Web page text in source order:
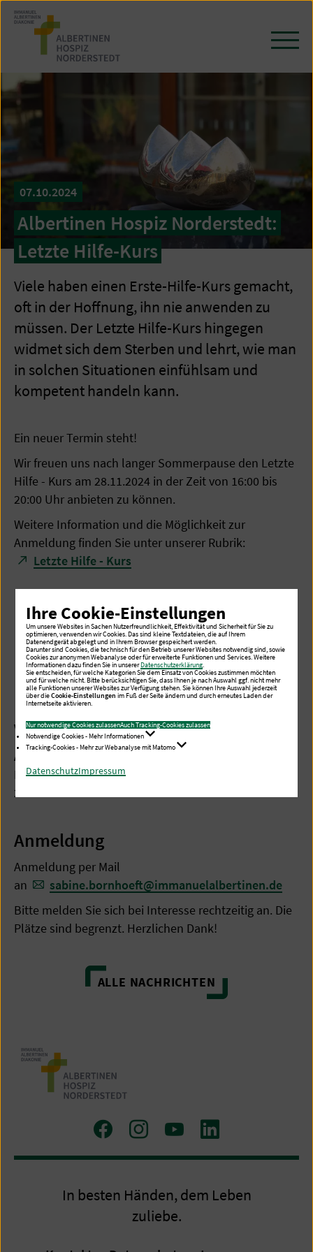
Zum
Seiteninhalt
springen
/
07.10.2024
Albertinen Hospiz Norderstedt:
Letzte Hilfe-Kurs
Viele haben einen Erste-Hilfe-Kurs gemacht,
oft in der Hoffnung, ihn nie anwenden zu
müssen. Der Letzte Hilfe-Kurs hingegen
widmet sich dem Sterben und lehrt, wie man
in solchen Situationen einfühlsam und
kompetent handeln kann.
Ein neuer Termin steht!
Wir freuen uns nach langer Sommerpause den Letzte
Hilfe - Kurs am 28.11.2024 in der Zeit von 16:00 bis
20:00 Uhr anbieten zu können.
Weitere Information und die Möglichkeit zur
Anmeldung finden Sie unter unserer Rubrik:
Letzte Hilfe - Kurs
Veranstaltungsort
Albertinen Hospiz Norderstedt
Lawaetzstraße 1 B
22844 Norderstedt
Anmeldung
Anmeldung per Mail
an
sabine.bornhoeft@immanuelalbertinen.de
Bitte melden Sie sich bei Interesse rechtzeitig an. Die
Plätze sind begrenzt. Herzlichen Dank!
ALLE NACHRICHTEN
Zu
Facebook
Zu
Instagram
Zum
Youtube-
Zum
LinkedIn
In besten Händen, dem Leben
zuliebe.
Ihre Cookie-Einstellungen
Um unsere Websites in Sachen Nutzerfreundlichkeit, Effektivität und Sicherheit für Sie zu
optimieren, verwenden wir Cookies. Das sind kleine Textdateien, die auf Ihrem
Datenendgerät abgelegt und in Ihrem Browser gespeichert werden.
Darunter sind Cookies, die technisch für den Betrieb unserer Websites notwendig sind, sowie
Cookies zur anonymen Webanalyse oder für erweiterte Funktionen und Services. Weitere
Informationen dazu finden Sie in unsererDatenschutzerklärung.
Sie entscheiden, für welche Kategorien Sie dem Einsatz von Cookies zustimmen möchten
und für welche nicht. Bitte berücksichtigen Sie, dass Ihnen je nach Auswahl ggf. nicht mehr
alle Funktionen unserer Websites zur Verfügung stehen. Sie können Ihre Auswahl jederzeit
über dieCookie-Einstellungen im Fuß der Seite ändern und durch erneutes Laden der
Internetseite aktivieren.
Nur notwendige Cookies zulassenAuch Tracking-Cookies zulassen
Notwendige Cookies - Mehr Informationen
Tracking-Cookies - Mehr zur Webanalyse mit Matomo
DatenschutzImpressum